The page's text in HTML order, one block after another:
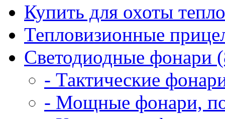
Купить для охоты
Тепловизионные
Светодиодные фонари
- Тактические
- Мощные фонари,